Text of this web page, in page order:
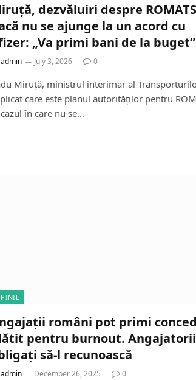
dezvăluiri despre
nu se ajunge la un acord cu
„Va primi bani de la buget”
admin July 3, 2026 0
Miruță, ministrul interimar al
care este planul autorităților pentru
în care nu se…
români pot primi
pentru burnout.
să-l recunoască
admin December 26, 2025 0